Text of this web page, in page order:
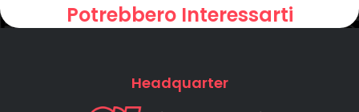
Potrebbero Interessarti
Headquarter